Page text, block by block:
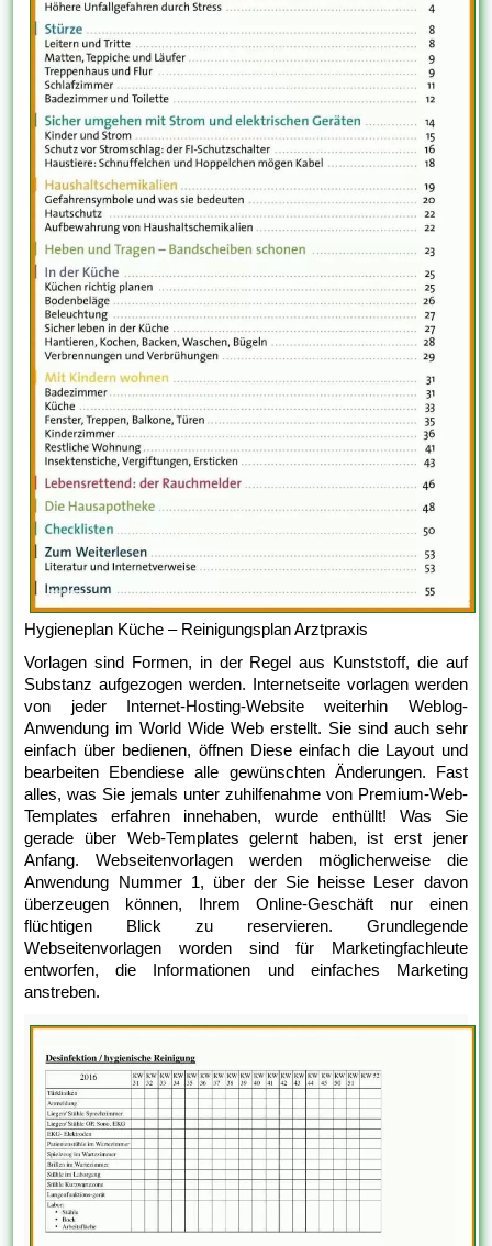
Hygieneplan Küche – Reinigungsplan Arztpraxis
Vorlagen sind Formen, in der Regel aus Kunststoff, die auf
Substanz aufgezogen werden. Internetseite vorlagen werden
von jeder Internet-Hosting-Website weiterhin Weblog-
Anwendung im World Wide Web erstellt. Sie sind auch sehr
einfach über bedienen, öffnen Diese einfach die Layout und
bearbeiten Ebendiese alle gewünschten Änderungen. Fast
alles, was Sie jemals unter zuhilfenahme von Premium-Web-
Templates erfahren innehaben, wurde enthüllt! Was Sie
gerade über Web-Templates gelernt haben, ist erst jener
Anfang. Webseitenvorlagen werden möglicherweise die
Anwendung Nummer 1, über der Sie heisse Leser davon
überzeugen können, Ihrem Online-Geschäft nur einen
flüchtigen Blick zu reservieren. Grundlegende
Webseitenvorlagen worden sind für Marketingfachleute
entworfen, die Informationen und einfaches Marketing
anstreben.